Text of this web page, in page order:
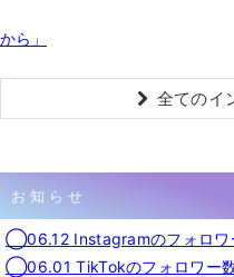
から」
全てのイ
お知らせ
◯06.12 Instagramのフォロワ
◯06.01 TikTokのフォロワー数